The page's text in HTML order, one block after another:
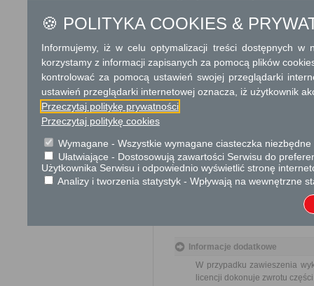
Skargi i wnioski
"Przedmiotem skargi może
pracowników, naruszenie
wzmacnianie
usprawnienie pracy i
ochrony własności
lepszego zaspokajania
Organ właściwy dla
Informacje dodatkowe
W przypadku zawieszenia
licencji dokonuje zwrotu
🍪 POLITYKA COOKIES &
Informujemy, iż w celu optymalizacji treści dostępnych w
korzystamy z informacji zapisanych za pomocą plików
kontrolować za pomocą ustawień swojej przeglądarki
ustawień przeglądarki internetowej oznacza, iż użytkownik
Przeczytaj politykę prywatności
Przeczytaj politykę cookies
Wymagane - Wszystkie wymagane ciasteczka
Ułatwiające - Dostosowują zawartości Serwisu do
Użytkownika Serwisu i odpowiednio wyświetlić stronę
Analizy i tworzenia statystyk - Wpływają na wewnętrzne